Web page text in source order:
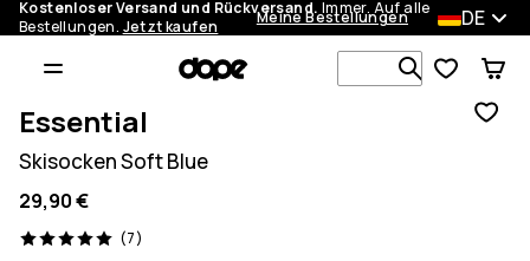
Kostenloser Versand und Rückversand. Immer. Auf alle
Bestellungen. Jetzt kaufen Meine Bestellungen DE
Essential
Skisocken Soft Blue
29,90 €
(7)
7 Reviews, 5/5